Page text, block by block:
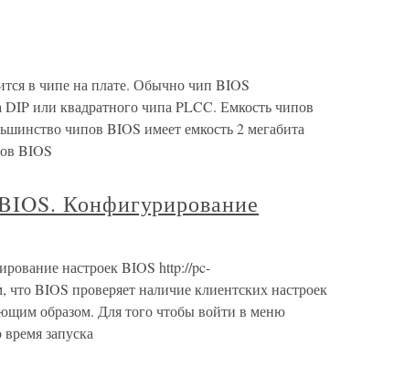
в чипе на плате. Обычно чип BIOS
DIP или квадратного чипа PLCC. Емкость чипов
чипов BIOS имеет емкость 2 мегабита
BIOS
Конфигурирование
настроек BIOS http://pc-
что BIOS проверяет наличие клиентских настроек
образом. Для того чтобы войти в меню
запуска